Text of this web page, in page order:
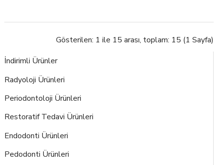
İndirimli Ürünler
Radyoloji Ürünleri
Periodontoloji Ürünleri
Restoratif Tedavi Ürünleri
Endodonti Ürünleri
Pedodonti Ürünleri
Gösterilen: 1 ile 15 arası, toplam: 15 (1 Sayfa)